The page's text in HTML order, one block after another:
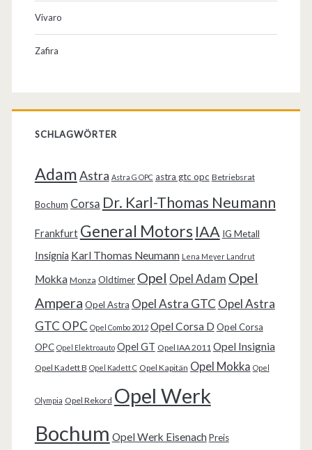
Vivaro
Zafira
SCHLAGWÖRTER
AdamAstra Astra G OPC astra gtc opc Betriebsrat
Bochum Corsa Dr. Karl-Thomas Neumann
Frankfurt General Motors IAA IG Metall
Insignia Karl Thomas Neumann Lena Meyer Landrut
Mokka Monza Oldtimer Opel Opel Adam Opel
Ampera Opel Astra Opel Astra GTC Opel Astra
GTC OPC Opel Combo 2012 Opel Corsa D Opel Corsa
OPC Opel Elektroauto Opel GT Opel IAA 2011 Opel Insignia
Opel Kadett B Opel Kadett C Opel Kapitän Opel Mokka Opel
Olympia Opel Rekord Opel Werk
Bochum Opel Werk Eisenach Preis